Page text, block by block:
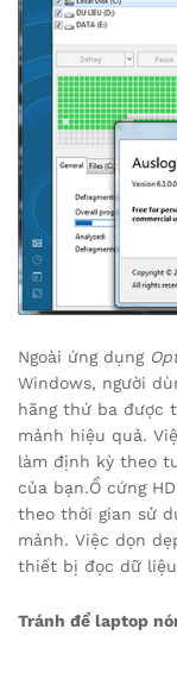
Ngoài ứng dụng
Windows, người
hãng thứ ba được
mảnh hiệu quả.
làm định kỳ theo
của bạn.Ổ cứng
theo thời gian sử
mảnh. Việc dọn
thiết bị đọc dữ
Tránh để laptop